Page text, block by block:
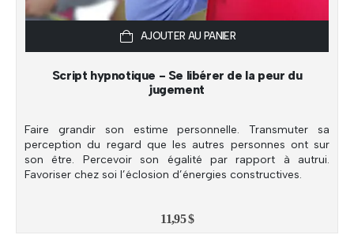
AJOUTER AU PANIER
Script hypnotique - Se libérer de la peur du
jugement
Faire grandir son estime personnelle. Transmuter sa
perception du regard que les autres personnes ont sur
son être. Percevoir son égalité par rapport à autrui.
Favoriser chez soi l’éclosion d’énergies constructives.
11,95$